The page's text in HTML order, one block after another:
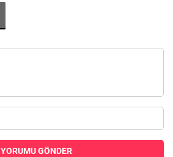
YORUMU GÖNDER